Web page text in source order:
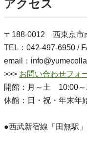
アクセス
〒188-0012 西東京市
TEL：042-497-6950 /
email：
>>> お問い合わせフォ
開館：月～土 10:00～
休館：日・祝・年末年
●西武新宿線「田無駅